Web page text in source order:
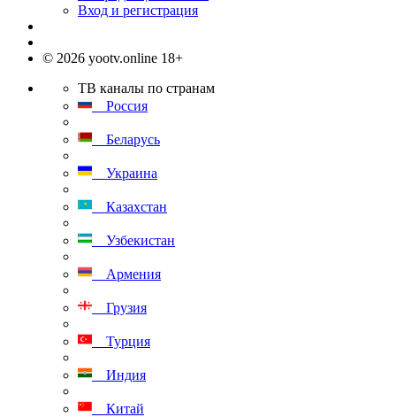
Вход и регистрация
© 2026 yootv.online 18+
ТВ каналы по странам
Россия
Беларусь
Украина
Казахстан
Узбекистан
Армения
Грузия
Турция
Индия
Китай